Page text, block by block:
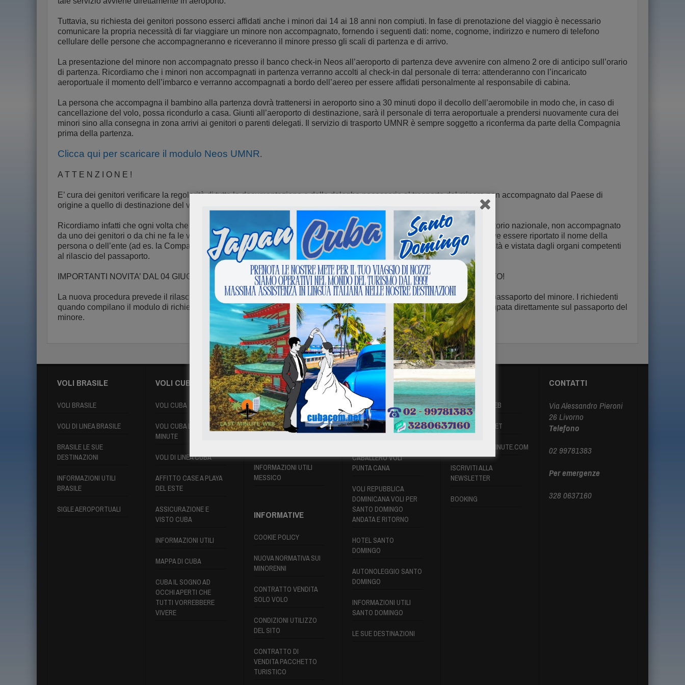
Tuttavia, su richiesta dei genitori possono esserci affidati anche i minori dai 14 ai 18 anni non compiuti. In fase di prenotazione del viaggio è necessario
comunicare la propria necessità di far viaggiare un minore non accompagnato, fornendo i seguenti dati: nome, cognome, indirizzo e numero di telefono
cellulare delle persone che accompagneranno e riceveranno il minore presso gli scali di partenza e di arrivo.
La presentazione del minore non accompagnato presso il banco check-in Neos all’aeroporto di partenza deve avvenire con almeno 2 ore di anticipo sull’orario
di partenza. Ricordiamo che i minori non accompagnati in partenza verranno accolti al check-in dal personale di terra: attenderanno con l’incaricato
aeroportuale il momento dell’imbarco e verranno accompagnati a bordo dell’aereo per essere affidati personalmente al responsabile di cabina.
La persona che accompagna il bambino alla partenza dovrà trattenersi in aeroporto sino a 30 minuti dopo il decollo dell’aeromobile in modo che, in caso di
cancellazione del volo, possa ricondurlo a casa. Giunti all’aeroporto di destinazione, sarà il personale di terra aeroportuale a prendersi nuovamente cura dei
minori sino alla consegna in zona arrivi ai genitori o parenti delegati. Il servizio di trasporto UMNR è sempre soggetto a riconferma da parte della Compagnia
prima della partenza.
Clicca qui per scaricare il modulo Neos UMNR.
A T T E N Z I O N E !
E’ cura dei genitori verificare la regolarità di tutta la documentazione e delle deleghe necessarie al trasporto del minore non accompagnato dal Paese di
origine a quello di destinazione del volo.
Ricordiamo infatti che ogni volta che un minore degli anni 14 di nazionalità italiana viaggia all’estero, ovvero fuori dal territorio nazionale, non accompagnato
da uno dei genitori o da chi ne fa le veci, necessita di una Dichiarazione di accompagno emessa dalla Questura in cui deve essere riportato il nome della
persona o dell’ente (ad es. la Compagnia aerea) cui il minore viene affidato, sottoscritta da chi esercita sul minore la potestà e vistata dagli organi competenti
al rilascio del passaporto.
IMPORTANTI NOVITA’ DAL 04 GIUGNO 2014 PER QUANTO RIGUARDA LE DICHIARAZIONI DI ACCOMPAGNAMENTO!
La nuova procedura prevede il rilascio di una dichiarazione cartacea oppure l’iscrizione della menzione direttamente sul passaporto del minore. I richiedenti
quando compilano il modulo di richiesta devono selezionare o il rilascio di una dichiarazione cartacea o la menzione stampata direttamente sul passaporto del
minore.
VOLI BRASILE
VOLI BRASILE
VOLI DI LINEA BRASILE
BRASILE LE SUE
DESTINAZIONI
INFORMAZIONI UTILI
BRASILE
SIGLE AEROPORTUALI
VOLI CUBA
VOLI CUBA
VOLI CUBA LAST
MINUTE
VOLI DI LINEA CUBA
AFFITTO CASE A PLAYA
DEL ESTE
ASSICURAZIONE E
VISTO CUBA
INFORMAZIONI UTILI
MAPPA DI CUBA
CUBA IL SOGNO AD
OCCHI APERTI CHE
TUTTI VORREBBERE
VIVERE
VOLI MESSICO
VOLI HOTEL MESSICO
LAST MINUTE PER DA
CANCUN
INFORMAZIONI UTILI
MESSICO
INFORMATIVE
COOKIE POLICY
NUOVA NORMATIVA SUI
MINORENNI
CONTRATTO VENDITA
SOLO VOLO
CONDIZIONI UTILIZZO
DEL SITO
CONTRATTO DI
VENDITA PACCHETTO
TURISTICO
VOLI SANTO
DOMINGO
VOLI HOTEL SANTO
DOMINGO VOLI PER LA
CABALLERO VOLI
PUNTA CANA
VOLI REPUBBLICA
DOMINICANA VOLI PER
SANTO DOMINGO
ANDATA E RITORNO
HOTEL SANTO
DOMINGO
AUTONOLEGGIO SANTO
DOMINGO
INFORMAZIONI UTILI
SANTO DOMINGO
LE SUE DESTINAZIONI
PARTNER
LASTMINUTEWEB
BRASILECOM.NET
BRASILELASTMINUTE.COM
ISCRIVITI ALLA
NEWSLETTER
BOOKING
CONTATTI
Via Alessandro Pieroni
26 Livorno
Telefono
02 99781383
Per emergenze
328 0637160